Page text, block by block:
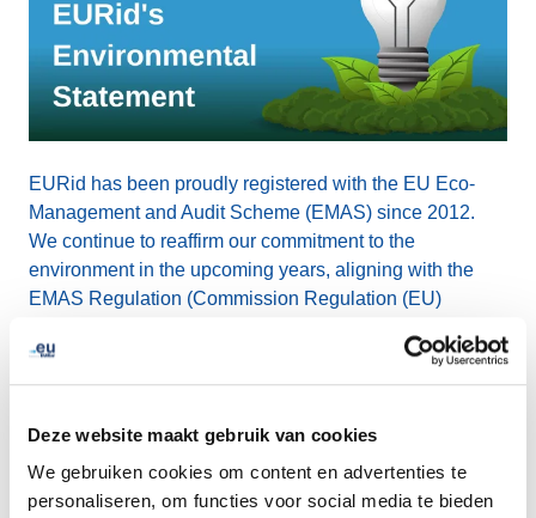
Deze website maakt gebruik van cookies
We gebruiken cookies om content en advertenties te
personaliseren, om functies voor social media te bieden
EURid has been proudly registered with the EU Eco-
Management and Audit Scheme (EMAS) since 2012.
We continue to reaffirm our commitment to the
environment in the upcoming years, aligning with the
EMAS Regulation (Commission Regulation (EU)
14001:2015 and Commission Regulation (EU)
2018/2026.
EMAS empowers us to enhance our environmental
performance, evaluate and minimize our ecological
impact, and ensures the credibility of our EMAS